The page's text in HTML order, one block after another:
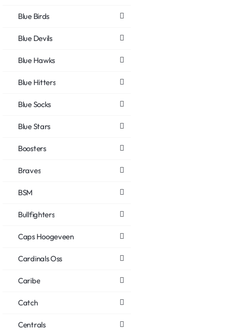
Blue Birds
Blue Devils
Blue Hawks
Blue Hitters
Blue Socks
Blue Stars
Boosters
Braves
BSM
Bullfighters
Caps Hoogeveen
Cardinals Oss
Caribe
Catch
Centrals